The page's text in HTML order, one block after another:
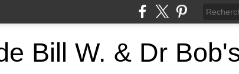
Bill W. & Dr